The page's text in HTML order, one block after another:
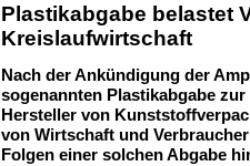
Plastikabgabe belastet
Kreislaufwirtschaft
Nach der Ankündigung der
sogenannten Plastikabgabe
Hersteller von
von Wirtschaft und
Folgen einer solchen Abgabe